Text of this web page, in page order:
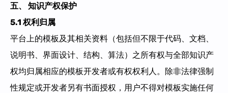
五、 知识产权保护
5.1 权利归属
平台上的模板及其相关资料（包括但不限于代码、文档、
说明书、界面设计、结构、算法）之所有权与全部知识产
权均归属相应的模板开发者或有权权利人。除非法律强制
性规定或开发者另有书面授权，用户不得对模板实施任何